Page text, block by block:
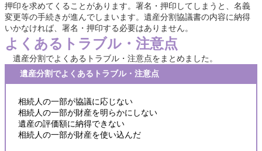
押印を求めてくることがあります。署名・押印してしまうと、名義
変更等の手続きが進んでしまいます。遺産分割協議書の内容に納得
いかなければ、署名・押印する必要はありません。
よくあるトラブル・注意点
遺産分割でよくあるトラブル・注意点をまとめました。
遺産分割でよくあるトラブル・注意点
相続人の一部が協議に応じない
相続人の一部が財産を明らかにしない
遺産の評価額に納得できない
相続人の一部が財産を使い込んだ